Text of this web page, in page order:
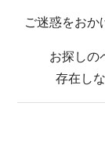
ご迷惑をおか
お探しの
存在し